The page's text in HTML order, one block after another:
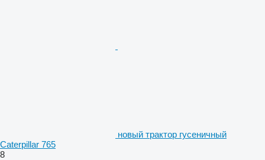
новый трактор гусеничный
Caterpillar 765
8